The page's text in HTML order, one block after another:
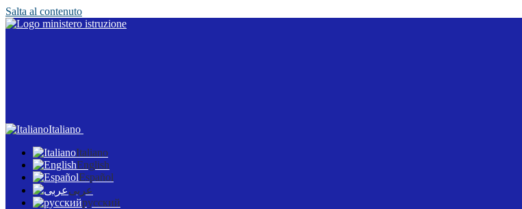
Salta al contenuto
Italiano
Italiano
English
Español
عربى
русский